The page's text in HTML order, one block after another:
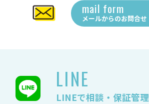
mail form
メールからのお問合せ
LINE
LINEで相談・保証管理